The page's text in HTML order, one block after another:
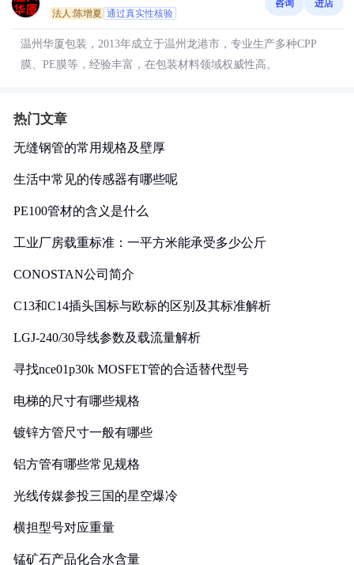
法人:陈增夏 通过真实性核验
咨询 进店
温州华厦包装，2013年成立于温州龙港市，专业生产多种CPP
膜、PE膜等，经验丰富，在包装材料领域权威性高。
热门文章
无缝钢管的常用规格及壁厚
生活中常见的传感器有哪些呢
PE100管材的含义是什么
工业厂房载重标准：一平方米能承受多少公斤
CONOSTAN公司简介
C13和C14插头国标与欧标的区别及其标准解析
LGJ-240/30导线参数及载流量解析
寻找nce01p30k MOSFET管的合适替代型号
电梯的尺寸有哪些规格
镀锌方管尺寸一般有哪些
铝方管有哪些常见规格
光线传媒参投三国的星空爆冷
横担型号对应重量
锰矿石产品化合水含量